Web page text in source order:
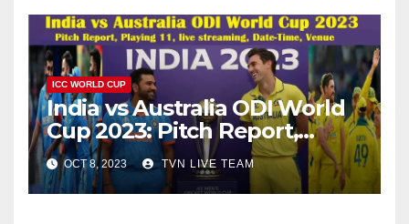
ICC WORLD CUP
India vs Australia ODI World
Cup 2023: Pitch Report,
Playing 11, live streaming,
Date-Time, Venue
OCT 8, 2023 TVN LIVE TEAM